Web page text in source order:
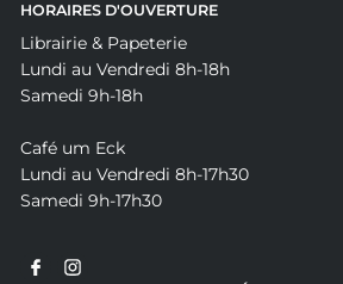
HORAIRES D'OUVERTURE
Librairie & Papeterie
Lundi au Vendredi 8h-18h
Samedi 9h-18h
Café um Eck
Lundi au Vendredi 8h-17h30
Samedi 9h-17h30